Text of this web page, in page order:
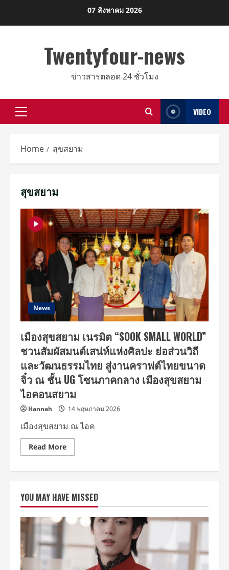
07 สิงหาคม 2026
Twentyfour-news
ข่าวสารตลอด 24 ชั่วโมง
Primary
VIDEO
Home สุขสยาม
สุขสยาม
News
เมืองสุขสยาม เนรมิต “SOOK SMALL WORLD”
ชวนสัมผัสมนต์เสน่ห์แห่งศิลปะ ย่อส่วนวิถี
และวัฒนธรรมไทย สู่งานคราฟต์ไทยขนาด
จิ๋ว ณ ชั้น UG โซนภาคกลาง เมืองสุขสยาม
ไอคอนสยาม
Hannah 14 พฤษภาคม 2026
เมืองสุขสยาม ณ ไอค
Read MoreRead
more
“SOOK
SMALL
WORLD”
ชวน
สัมผัส
แห่ง
YOU MAY HAVE MISSED